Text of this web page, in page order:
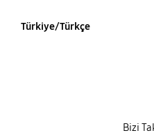
Türkiye/Türkçe
Bizi